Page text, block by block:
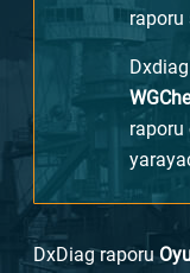
raporu
raporu
DxDiag raporu